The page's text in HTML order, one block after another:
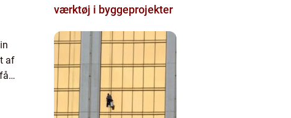
af
værktøj i byggeprojekter